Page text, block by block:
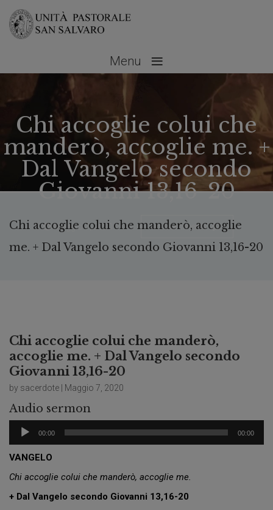
Menu ≡
Chi accoglie colui che
manderò, accoglie me. +
Dal Vangelo secondo
Giovanni 13,16-20
Maggio 7, 2020 No Comments
Chi accoglie colui che manderò, accoglie
me. + Dal Vangelo secondo Giovanni 13,16-20
Chi accoglie colui che manderò,
accoglie me. + Dal Vangelo secondo
Giovanni 13,16-20
by sacerdote | Maggio 7, 2020
Audio sermon
Audio
Player
00:00 00:00
VANGELO
Chi accoglie colui che manderò, accoglie me.
+ Dal Vangelo secondo Giovanni 13,16-20